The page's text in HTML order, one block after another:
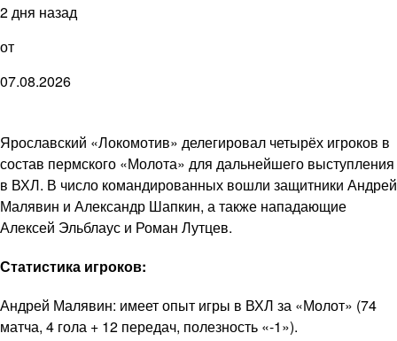
2 дня назад
от
07.08.2026
Ярославский «Локомотив» делегировал четырёх игроков в
состав пермского «Молота» для дальнейшего выступления
в ВХЛ. В число командированных вошли защитники Андрей
Малявин и Александр Шапкин, а также нападающие
Алексей Эльблаус и Роман Лутцев.
Статистика игроков:
Андрей Малявин: имеет опыт игры в ВХЛ за «Молот» (74
матча, 4 гола + 12 передач, полезность «-1»).